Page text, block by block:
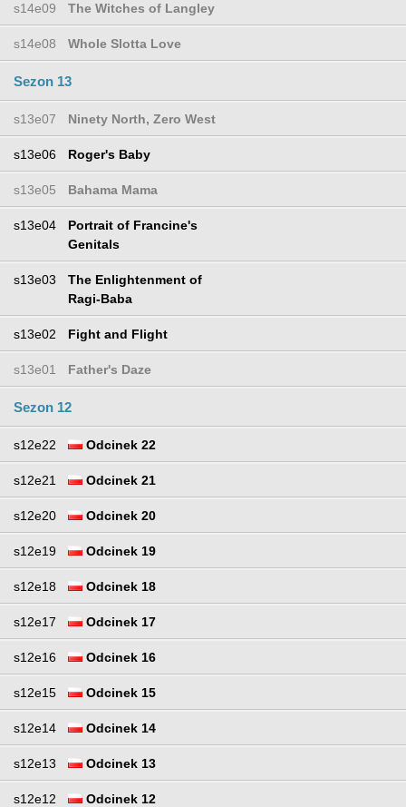
s14e09 The Witches of Langley
s14e08 Whole Slotta Love
Sezon 13
s13e07 Ninety North, Zero West
s13e06 Roger's Baby
s13e05 Bahama Mama
s13e04
Portrait of Francine's
Genitals
s13e03
The Enlightenment of
Ragi-Baba
s13e02 Fight and Flight
s13e01 Father's Daze
Sezon 12
s12e22 Odcinek 22
s12e21 Odcinek 21
s12e20 Odcinek 20
s12e19 Odcinek 19
s12e18 Odcinek 18
s12e17 Odcinek 17
s12e16 Odcinek 16
s12e15 Odcinek 15
s12e14 Odcinek 14
s12e13 Odcinek 13
s12e12 Odcinek 12